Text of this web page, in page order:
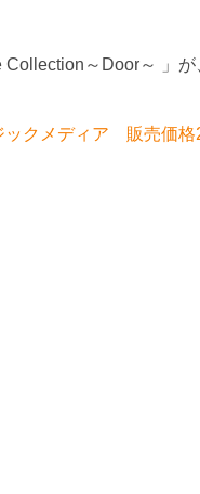
～Door～ 」が
ックメディア 販売価格